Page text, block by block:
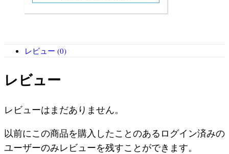
レビュー (0)
レビュー
レビューはまだありません。
以前にこの商品を購入したことのあるログイン済みの
ユーザーのみレビューを残すことができます。